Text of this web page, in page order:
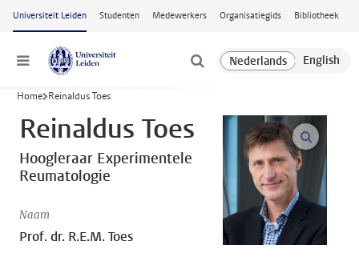
Ga naar hoofdinhoud
Universiteit Leiden Studenten Medewerkers Organisatiegids Bibliotheek
Menu
Home Reinaldus Toes
Reinaldus Toes
Hoogleraar Experimentele
Reumatologie
Naam
Prof. dr. R.E.M. Toes
open